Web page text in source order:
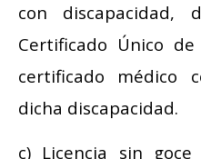
con discapacidad,
Certificado Único de
certificado médico
dicha discapacidad.
c) Licencia sin